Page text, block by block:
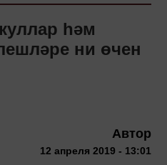
һәм
ни өчен
Автор
12 апреля 2019 - 13:01